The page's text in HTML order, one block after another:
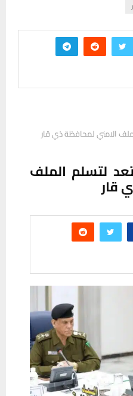
الامني لمحافظة ذي قار
لتسلم الملف
قار